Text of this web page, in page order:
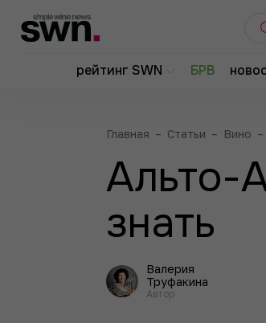
рейтинг SWN БРВ
Главная – Статьи – Вино –
Альто-
знать
Валерия
Труфакина
Автор